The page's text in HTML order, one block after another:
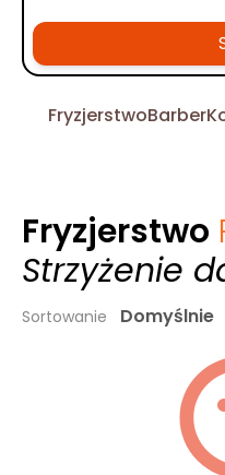
FryzjerstwoBarber
Fryzjerstwo
Strzyżenie
Sortowanie Domyślnie